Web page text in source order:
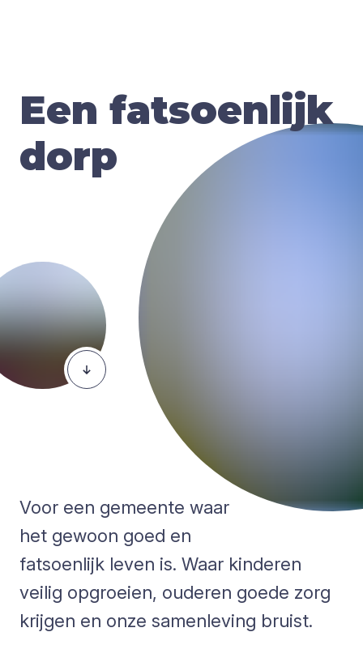
Een fatsoenlijk
dorp
Voor een gemeente waar
het gewoon goed en
fatsoenlijk leven is. Waar kinderen
veilig opgroeien, ouderen goede zorg
krijgen en onze samenleving bruist.